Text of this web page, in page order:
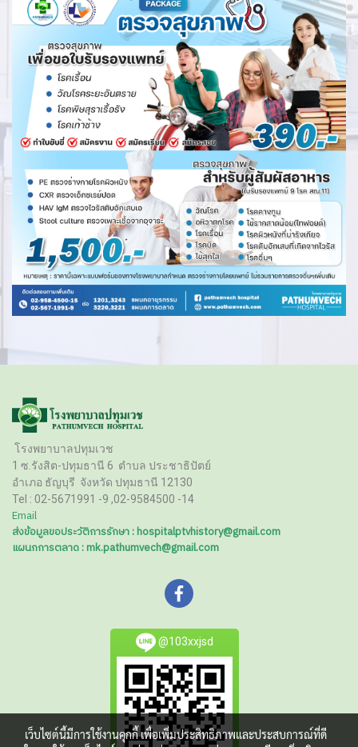
โรงพยาบาลปทุมเวช
1 ซ.รังสิต-ปทุมธานี 6 ตำบล ประชาธิปัตย์
อำเภอ ธัญบุรี จังหวัด ปทุมธานี 12130
Tel : 02-5671991 -9 ,02-9584500 -14
Email
ส่งข้อมูลขอประวัติการรักษา : hospitalptvhistory@gmail.com
แผนกการตลาด : mk.pathumvech@gmail.com
@103xxjsd
เว็บไซต์นี้มีการใช้งานคุกกี้ เพื่อเพิ่มประสิทธิภาพและประสบการณ์ที่ดี